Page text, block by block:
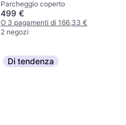
Parcheggio coperto
499 €
O 3 pagamenti di 166,33 €
2 negozi
Di tendenza